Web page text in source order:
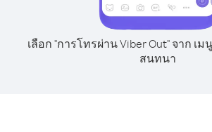
เลือก "การโทรผ่าน Viber Out" จาก เ
สนทนา